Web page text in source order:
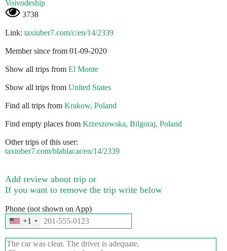
Voivodeship
3738
Link: taxiuber7.com/c/en/14/2339
Member since from 01-09-2020
Show all trips from El Monte
Show all trips from United States
Find all trips from Krakow, Poland
Find empty places from Krzeszowska, Bilgoraj, Poland
Other trips of this user:
taxiuber7.com/blablacar/en/14/2339
Add review about trip or
If you want to remove the trip write below
Phone (not shown on App)
+1